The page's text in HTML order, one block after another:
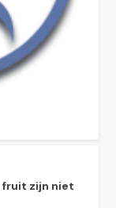
fruit zijn niet